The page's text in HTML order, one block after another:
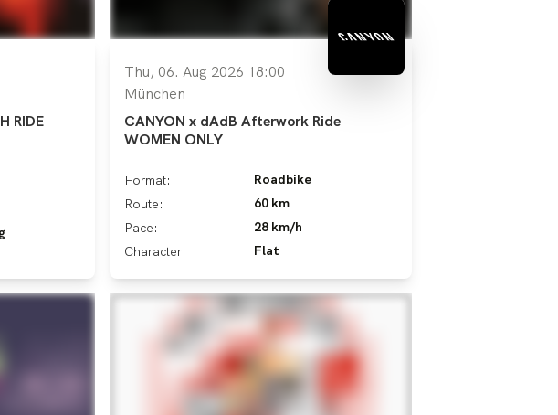
RIDE
Thu, 06. Aug 2026 18:00
München
CANYON x dAdB Afterwork Ride
WOMEN ONLY
Format:
Roadbike
Route:
60 km
Pace:
28 km/h
Character:
Flat